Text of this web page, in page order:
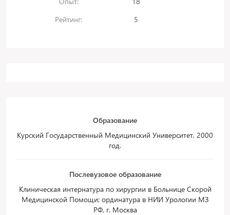
Рейтинг:
5
Образование
Курский Государственный Медицинский Университет, 2000
год.
Послевузовое образование
Клиническая интернатура по хирургии в Больнице Скорой
Медицинской Помощи; ординатура в НИИ Урологии МЗ
РФ, г. Москва